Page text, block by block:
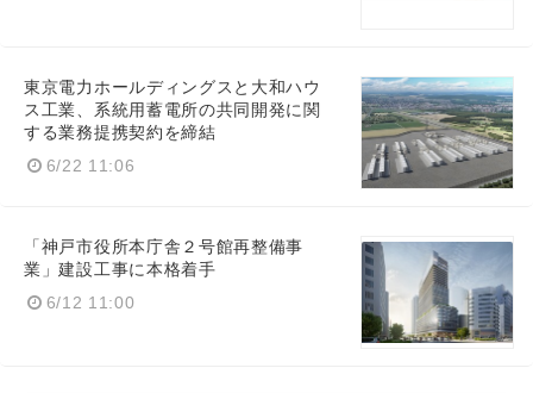
東京電力ホールディングスと大和ハウ
ス工業、系統用蓄電所の共同開発に関
する業務提携契約を締結
6/22 11:06
「神戸市役所本庁舎２号館再整備事
業」建設工事に本格着手
6/12 11:00